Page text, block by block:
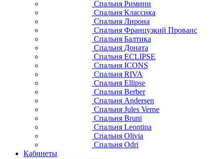
Спальня Римини
Спальня Классика
Спальня Лирона
Спальня Французкий Прованс
Спальня Балтика
Спальня Доната
Спальня ECLIPSE
Спальня ICONS
Спальня RIVA
Спальня Ellipse
Спальня Berber
Спальня Andersen
Спальня Jules Verne
Спальня Bruni
Спальня Leontina
Спальня Olivia
Спальня Odri
Кабинеты